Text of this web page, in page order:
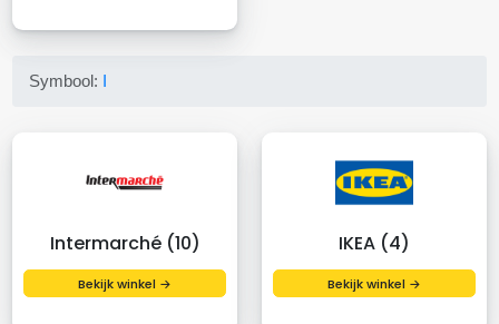
Symbool: I
Intermarché (10)
Bekijk winkel →
IKEA (4)
Bekijk winkel →